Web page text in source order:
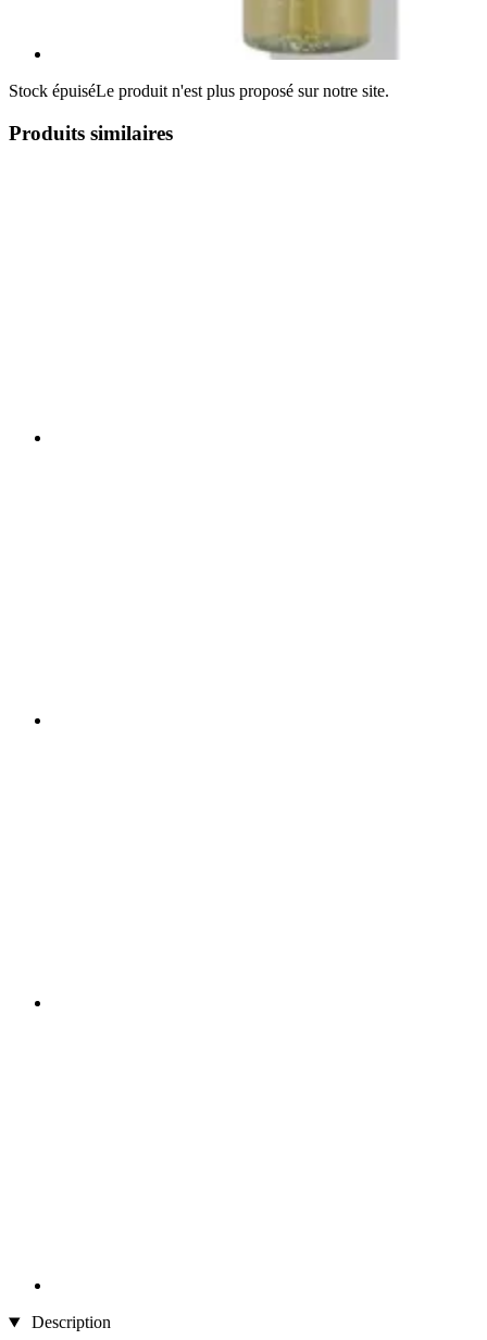
Stock épuiséLe produit n'est plus proposé sur notre site.
Produits similaires
Description